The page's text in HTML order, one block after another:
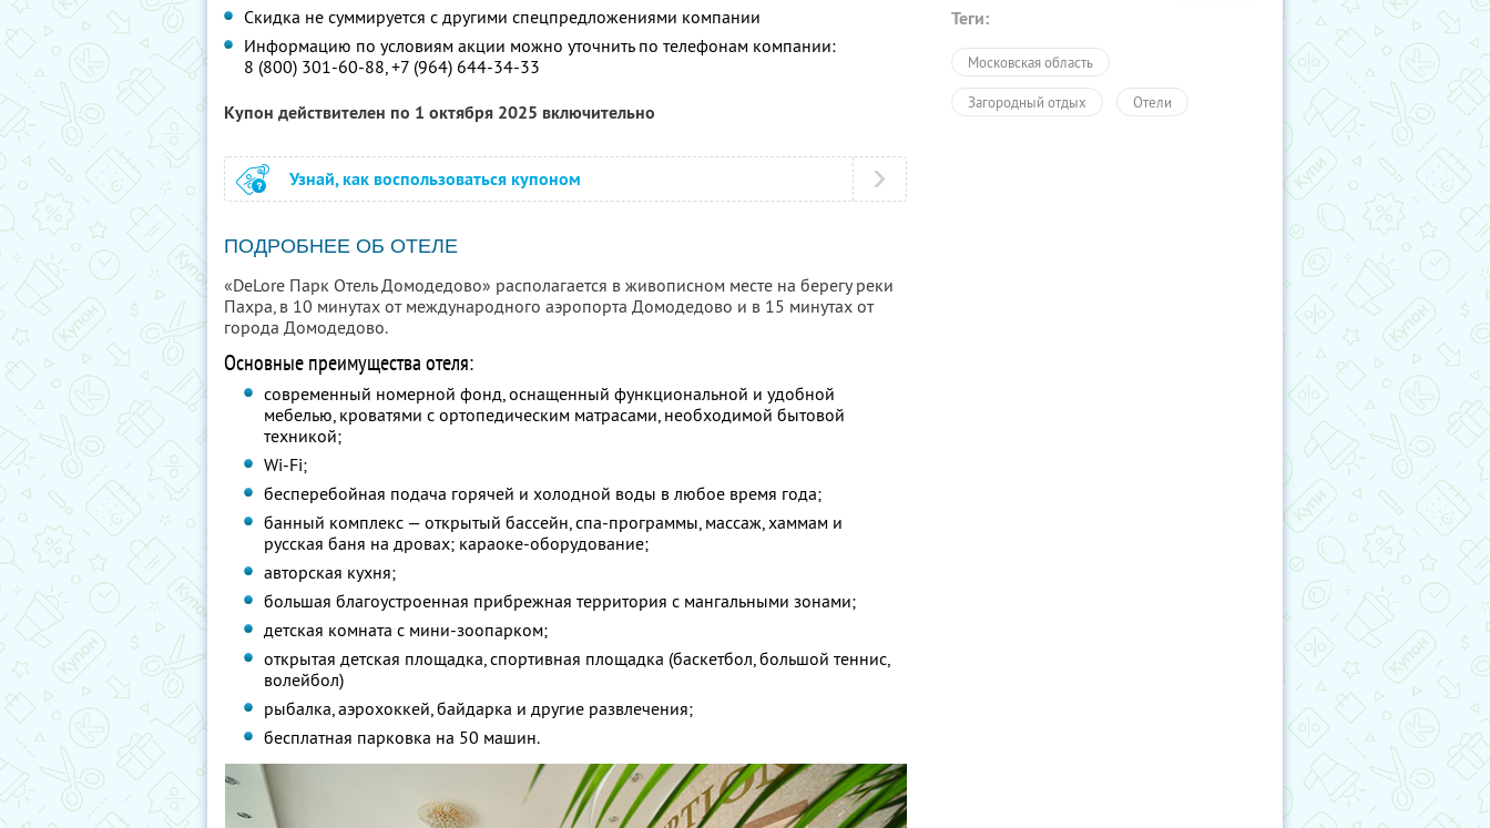
Скидка не суммируется с другими спецпредложениями компании
Информацию по условиям акции можно уточнить по телефонам компании:
8 (800) 301-60-88, +7 (964) 644-34-33
Купон действителен по 1 октября 2025 включительно
Узнай, как воспользоваться купоном
ПОДРОБНЕЕ ОБ ОТЕЛЕ
«DeLore Парк Отель Домодедово» располагается в живописном месте на берегу реки
Пахра, в 10 минутах от международного аэропорта Домодедово и в 15 минутах от
города Домодедово.
Основные преимущества отеля:
современный номерной фонд, оснащенный функциональной и удобной
мебелью, кроватями с ортопедическим матрасами, необходимой бытовой
техникой;
Wi-Fi;
бесперебойная подача горячей и холодной воды в любое время года;
банный комплекс — открытый бассейн, спа-программы, массаж, хаммам и
русская баня на дровах; караоке-оборудование;
авторская кухня;
большая благоустроенная прибрежная территория с мангальными зонами;
детская комната с мини-зоопарком;
открытая детская площадка, спортивная площадка (баскетбол, большой теннис,
волейбол)
рыбалка, аэрохоккей, байдарка и другие развлечения;
бесплатная парковка на 50 машин.
Теги:
Московская область
Загородный отдых Отели